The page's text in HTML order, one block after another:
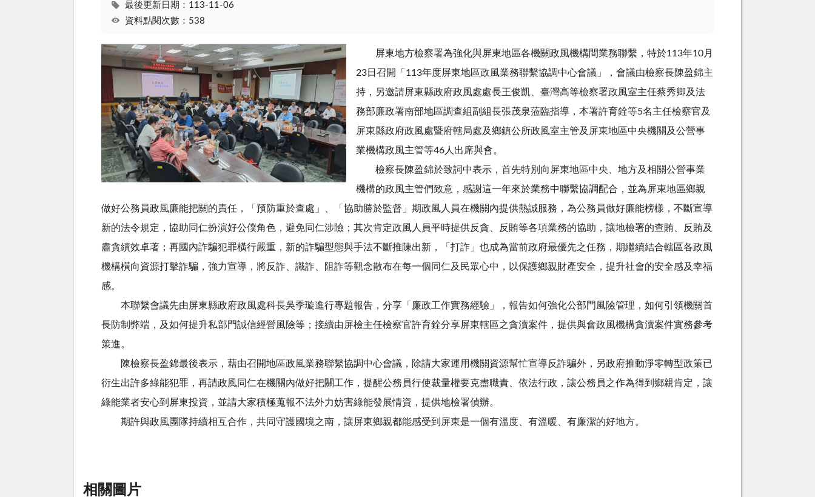
最後更新日期：113-11-06
資料點閱次數：538
屏東地方檢察署為強化與屏東地區各機關政風機構間業務聯繫，特於113年10月
23日召開「113年度屏東地區政風業務聯繫協調中心會議」，會議由檢察長陳盈錦主
持，另邀請屏東縣政府政風處處長王俊凱、臺灣高等檢察署政風室主任蔡秀卿及法
務部廉政署南部地區調查組副組長張茂泉蒞臨指導，本署許育銓等5名主任檢察官及
屏東縣政府政風處暨府轄局處及鄉鎮公所政風室主管及屏東地區中央機關及公營事
業機構政風主管等46人出席與會。
檢察長陳盈錦於致詞中表示，首先特別向屏東地區中央、地方及相關公營事業
機構的政風主管們致意，感謝這一年來於業務中聯繫協調配合，並為屏東地區鄉親
做好公務員政風廉能把關的責任，「預防重於查處」、「協助勝於監督」期政風人員在機關內提供熱誠服務，為公務員做好廉能榜樣，不斷宣導
新的法令規定，協助同仁扮演好公僕角色，避免同仁涉險；其次肯定政風人員平時提供反貪、反賄等各項業務的協助，讓地檢署的查賄、反賄及
肅貪績效卓著；再國內詐騙犯罪橫行嚴重，新的詐騙型態與手法不斷推陳出新，「打詐」也成為當前政府最優先之任務，期繼續結合轄區各政風
機構橫向資源打擊詐騙，強力宣導，將反詐、識詐、阻詐等觀念散布在每一個同仁及民眾心中，以保護鄉親財產安全，提升社會的安全感及幸福
感。
本聯繫會議先由屏東縣政府政風處科長吳季璇進行專題報告，分享「廉政工作實務經驗」，報告如何強化公部門風險管理，如何引領機關首
長防制弊端，及如何提升私部門誠信經營風險等；接續由屏檢主任檢察官許育銓分享屏東轄區之貪瀆案件，提供與會政風機構貪瀆案件實務參考
策進。
陳檢察長盈錦最後表示，藉由召開地區政風業務聯繫協調中心會議，除請大家運用機關資源幫忙宣導反詐騙外，另政府推動淨零轉型政策已
衍生出許多綠能犯罪，再請政風同仁在機關內做好把關工作，提醒公務員行使裁量權要克盡職責、依法行政，讓公務員之作為得到鄉親肯定，讓
綠能業者安心到屏東投資，並請大家積極蒐報不法外力妨害綠能發展情資，提供地檢署偵辦。
期許與政風團隊持續相互合作，共同守護國境之南，讓屏東鄉親都能感受到屏東是一個有溫度、有溫暖、有廉潔的好地方。
相關圖片